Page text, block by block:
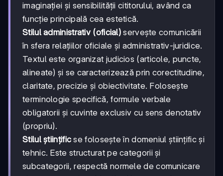
imaginației și sensibilității cititorului, având ca
funcție principală cea estetică.
Stilul administrativ (oficial) servește comunicării
în sfera relațiilor oficiale și administrativ-juridice.
Textul este organizat judicios (articole, puncte,
alineate) și se caracterizează prin corectitudine,
claritate, precizie și obiectivitate. Folosește
terminologie specifică, formule verbale
obligatorii și cuvinte exclusiv cu sens denotativ
(propriu).
Stilul științific se folosește în domeniul științific și
tehnic. Este structurat pe categorii și
subcategorii, respectă normele de comunicare